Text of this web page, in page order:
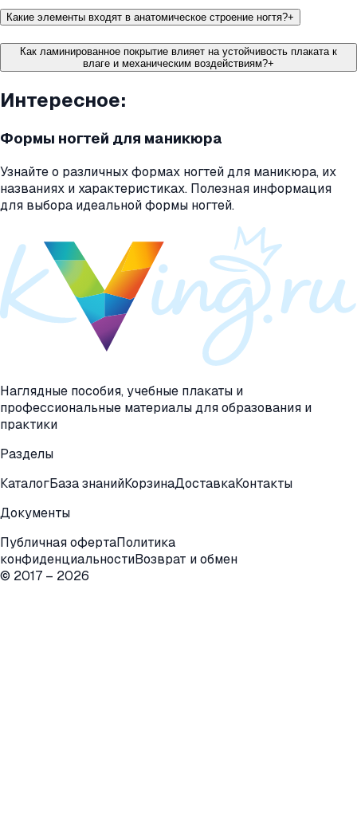
Какие элементы входят в анатомическое строение ногтя?+
Как ламинированное покрытие влияет на устойчивость плаката к
влаге и механическим воздействиям?+
Интересное:
Формы ногтей для маникюра
Узнайте о различных формах ногтей для маникюра, их
названиях и характеристиках. Полезная информация
для выбора идеальной формы ногтей.
Наглядные пособия, учебные плакаты и
профессиональные материалы для образования и
практики
Разделы
КаталогБаза знанийКорзинаДоставкаКонтакты
Документы
Публичная офертаПолитика
конфиденциальностиВозврат и обмен
© 2017 – 2026